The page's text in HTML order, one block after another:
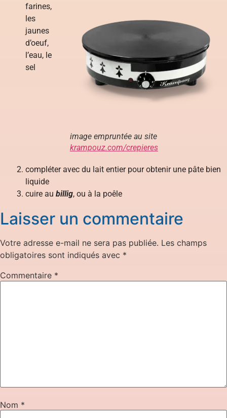
image empruntée au site
krampouz.com/crepieres
farines,
les
jaunes
d’oeuf,
l’eau, le
sel
compléter avec du lait entier pour obtenir une pâte bien
liquide
cuire au billig, ou à la poêle
Laisser un commentaire
Votre adresse e-mail ne sera pas publiée. Les champs
obligatoires sont indiqués avec *
Commentaire *
Nom *